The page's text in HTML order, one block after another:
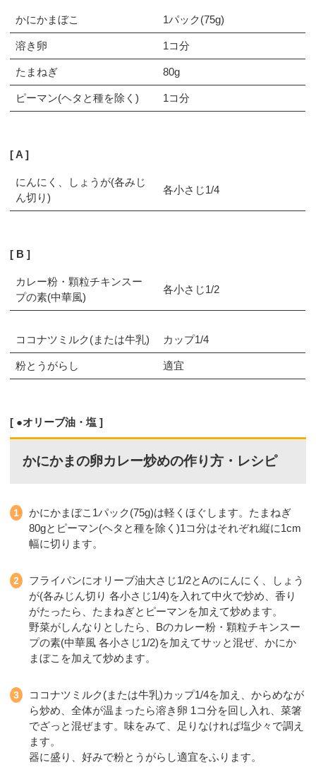
かにかまぼこ 1パック(75g)
溶き卵 1コ分
たまねぎ 80g
ピーマン(ヘタと種を除く) 1コ分
A
にんにく、しょうが(各みじ
ん切り)
各小さじ1/4
B
カレー粉・顆粒チキンスー
プの素(中華風)
各小さじ1/2
ココナツミルク(または牛乳) カップ1/4
粉とうがらし 適宜
●オリーブ油・塩
かにかまの卵カレー炒めの作り方・レシピ
かにかまぼこ1パック(75g)は軽くほぐします。たまねぎ
80gとピーマン(ヘタと種を除く)1コ分はそれぞれ縦に1cm
幅に切ります。
フライパンにオリーブ油大さじ1/2とAのにんにく、しょう
が(各みじん切り 各小さじ1/4)を入れて中火で炒め、香り
がたったら、たまねぎとピーマンを加えて炒めます。
野菜がしんなりとしたら、Bのカレー粉・顆粒チキンスー
プの素(中華風 各小さじ1/2)を加えてサッと混ぜ、かにか
まぼこを加えて炒めます。
ココナツミルク(または牛乳)カップ1/4を加え、からめなが
ら炒め、全体が温まったら溶き卵 1コ分を回し入れ、菜箸
でざっと混ぜます。味をみて、足りなければ塩少々で調え
ます。
器に盛り、好みで粉とうがらし適宜をふります。